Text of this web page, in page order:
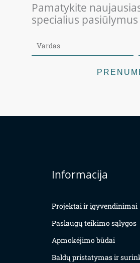
Pamatykite
specialius pasiūlymus
Informacija
Projektai ir įgyvendinimai
Paslaugų teikimo sąlygos
Apmokėjimo būdai
Baldų pristatymas ir